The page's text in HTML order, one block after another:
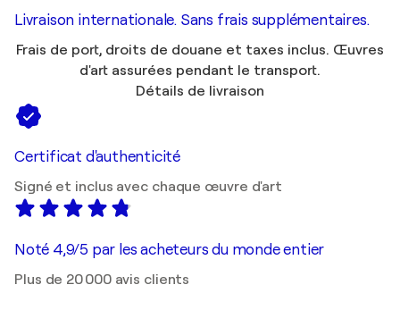
Livraison internationale. Sans frais supplémentaires.
Frais de port, droits de douane et taxes inclus. Œuvres
d'art assurées pendant le transport.
Détails de livraison
Certificat d'authenticité
Signé et inclus avec chaque œuvre d'art
Noté 4,9/5 par les acheteurs du monde entier
Plus de 20 000 avis clients